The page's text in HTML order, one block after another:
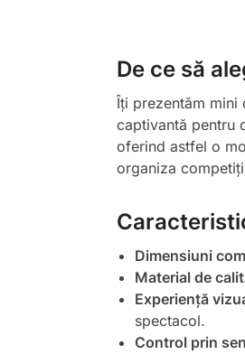
De ce să
Îți prezentăm
captivantă pentru
oferind astfel o
organiza
Dimensiuni
Material de
Experiență
spectacol.
Control prin